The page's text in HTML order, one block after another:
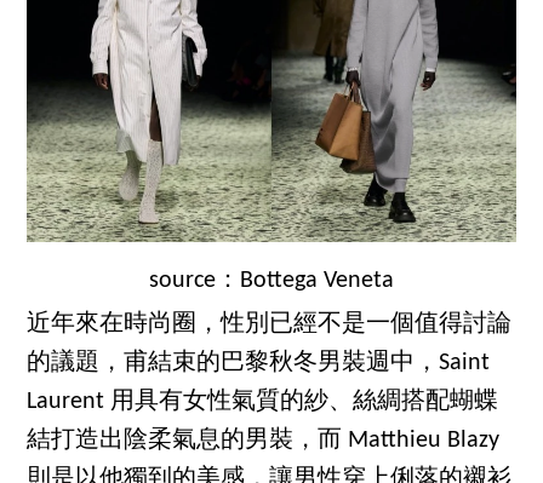
source：Bottega Veneta
近年來在時尚圈，性別已經不是一個值得討論
的議題，甫結束的巴黎秋冬男裝週中，Saint
Laurent 用具有女性氣質的紗、絲綢搭配蝴蝶
結打造出陰柔氣息的男裝，而 Matthieu Blazy